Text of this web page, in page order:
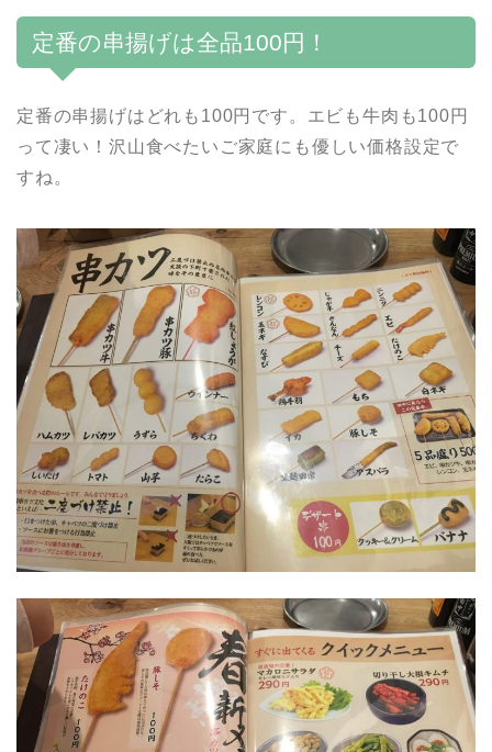
定番の串揚げは全品100円！
定番の串揚げはどれも100円です。エビも牛肉も100円
って凄い！沢山食べたいご家庭にも優しい価格設定で
すね。